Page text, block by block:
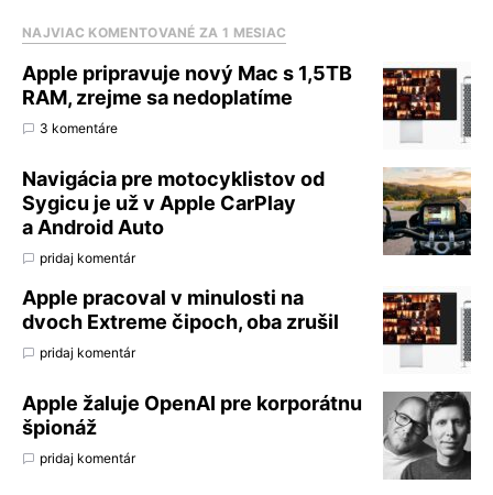
NAJVIAC KOMENTOVANÉ ZA 1 MESIAC
Apple pripravuje nový Mac s 1,5TB
RAM, zrejme sa nedoplatíme
3 komentáre
Navigácia pre motocyklistov od
Sygicu je už v Apple CarPlay
a Android Auto
pridaj komentár
Apple pracoval v minulosti na
dvoch Extreme čipoch, oba zrušil
pridaj komentár
Apple žaluje OpenAI pre korporátnu
špionáž
pridaj komentár